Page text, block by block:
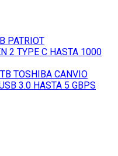
PATRIOT
2 TYPE C HASTA 1000
TOSHIBA CANVIO
3.0 HASTA 5 GBPS